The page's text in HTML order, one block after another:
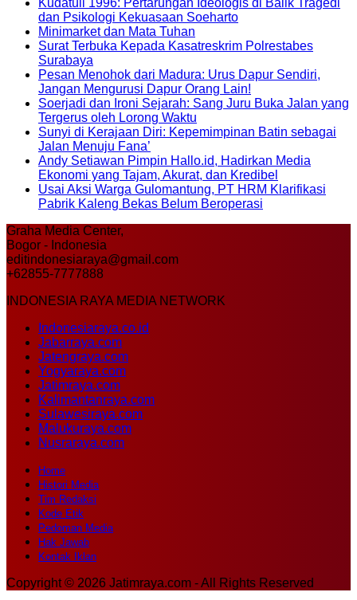
dan Psikologi Kekuasaan Soeharto
Minimarket dan Mata Tuhan
Surat Terbuka Kepada Kasatreskrim Polrestabes
Surabaya
Pesan Menohok dari Madura: Urus Dapur Sendiri,
Jangan Mengurusi Dapur Orang Lain!
Soerjadi dan Ironi Sejarah: Sang Juru Buka Jalan yang
Tergerus oleh Lorong Waktu
Sunyi di Kerajaan Diri: Kepemimpinan Batin sebagai
Jalan Menuju Fana’
Andy Setiawan Pimpin Hallo.id, Hadirkan Media
Ekonomi yang Tajam, Akurat, dan Kredibel
Usai Aksi Warga Gulomantung, PT HRM Klarifikasi
Pabrik Kaleng Bekas Belum Beroperasi
Graha Media Center,
Bogor - Indonesia
editindonesiaraya@gmail.com
+62855-7777888
INDONESIA RAYA MEDIA NETWORK
Indonesiaraya.co.id
Jabarraya.com
Jatengraya.com
Yogyaraya.com
Jatimraya.com
Kalimantanraya.com
Sulawesiraya.com
Malukuraya.com
Nusraraya.com
Home
Histori Media
Tim Redaksi
Kode Etik
Pedoman Media
Hak Jawab
Kontak Iklan
Copyright © 2026 Jatimraya.com - All Rights Reserved